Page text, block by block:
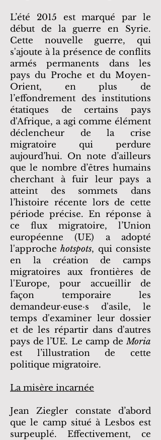
L’été 2015 est marqué par le
début de la guerre en Syrie.
Cette nouvelle guerre, qui
s'ajoute à la présence de conflits
armés permanents dans les
pays du Proche et du Moyen-
Orient, en plus de
l’effondrement des institutions
étatiques de certains pays
d'Afrique, a agi comme élément
déclencheur de la crise
migratoire qui perdure
aujourd’hui. On note d’ailleurs
que le nombre d’êtres humains
cherchant à fuir leur pays a
atteint des sommets dans
l’histoire récente lors de cette
période précise. En réponse à
ce flux migratoire,
l’Union
européenne (UE) a adopté
l'approchehotspots, qui consiste
en la création de camps
migratoires aux frontières de
l'Europe, pour accueillir de
façon temporaire les
demandeur·euse·s d'asile, le
temps d'examiner leur dossier
et de les répartir dans d'autres
pays de l’UE. Le camp deMoria
est l’illustration de cette
politique migratoire.
La misère incarnée
Jean Ziegler constate d’abord
que le camp situé à Lesbos est
surpeuplé. Effectivement, ce